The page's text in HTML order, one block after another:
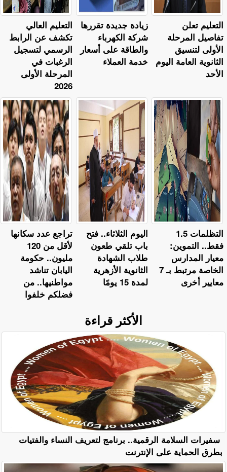
التعليم العالي
تكشف عن الرابط
الرسمي لتسجيل
الرغبات في
المرحلة الأولى
2026
زيادة جديدة تقررها
شركة الكهرباء
والطاقة على أسعار
خدمة العملاء
التعليم تعلن
تفاصيل المرحلة
الأولى لتنسيق
الثانوية العامة اليوم
الأحد
تراجع عدد سكانها
لأقل من 120
مليون.. حكومة
اليابان تناشد
مواطنيها.. من
فضلكم خلفوا
اليوم الثلاثاء.. فتح
باب تلقي طعون
طلاب الشهادة
الثانوية الأزهرية
لمدة 15 يومًا
التظلمات 1.5
فقط.. التموين:
معيار المدارس
الخاصة مرتبط بـ 7
معايير أخرى
الأكثر قراءة
سفيرات السلامة الرقمية.. برنامج لتعريف النساء والفتيات
بطرق الحماية على الإنترنت